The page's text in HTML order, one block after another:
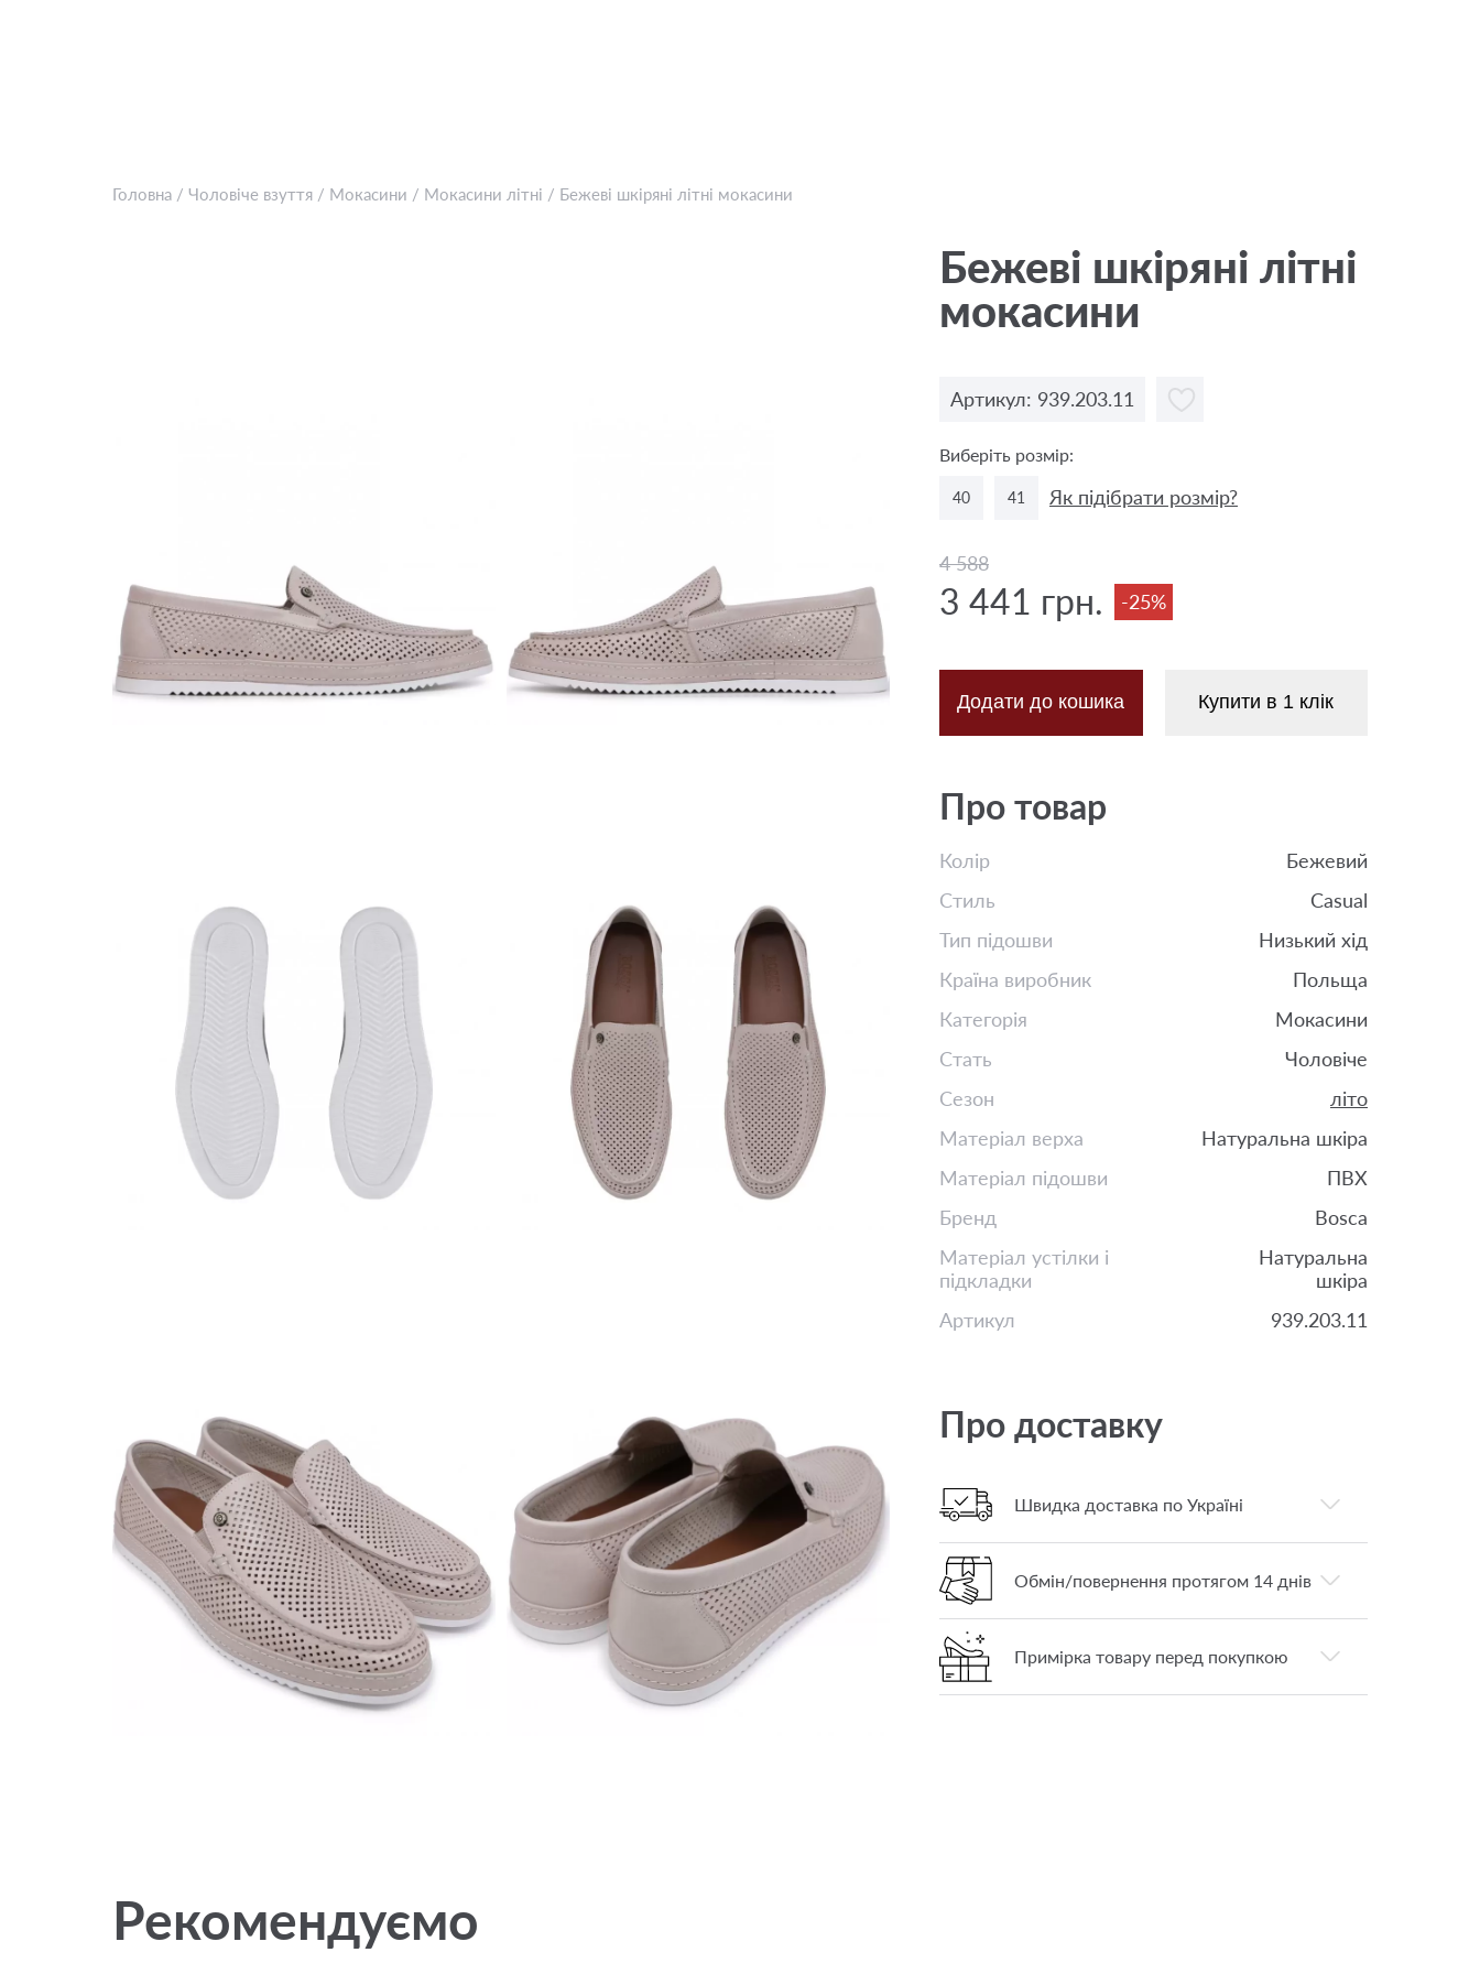
Головна / Чоловіче взуття / Мокасини / Мокасини літні / Бежевi шкіряні літні мокасини
Бежевi шкіряні літні
мокасини
Артикул: 939.203.11
Виберіть розмір:
40 41 Як підібрати розмір?
4 588
3 441 грн. -25%
Додати до кошика Купити в 1 клік
Про товар
Колір
Бежевий
Стиль
Casual
Тип підошви
Низький хід
Країна виробник
Польща
Категорія
Мокасини
Стать
Чоловіче
Сезон
літо
Матеріал верха
Натуральна шкіра
Матеріал підошви
ПВХ
Бренд
Bosca
Матеріал устілки і
підкладки
Натуральна
шкіра
Артикул
939.203.11
Про доставку
Швидка доставка по Україні
Обмін/повернення протягом 14 днів
Примірка товару перед покупкою
Рекомендуємо